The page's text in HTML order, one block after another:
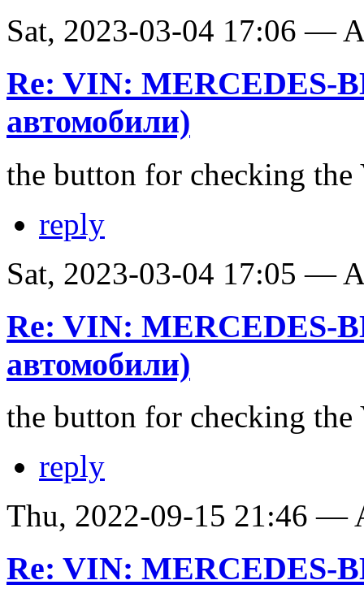
Sat, 2023-03-04 17:06 —
Re: VIN: MERCEDES-
автомобили)
the button for checking
reply
Sat, 2023-03-04 17:05 —
Re: VIN: MERCEDES-
автомобили)
the button for checking
reply
Thu, 2022-09-15 21:46 —
Re: VIN: MERCEDES-